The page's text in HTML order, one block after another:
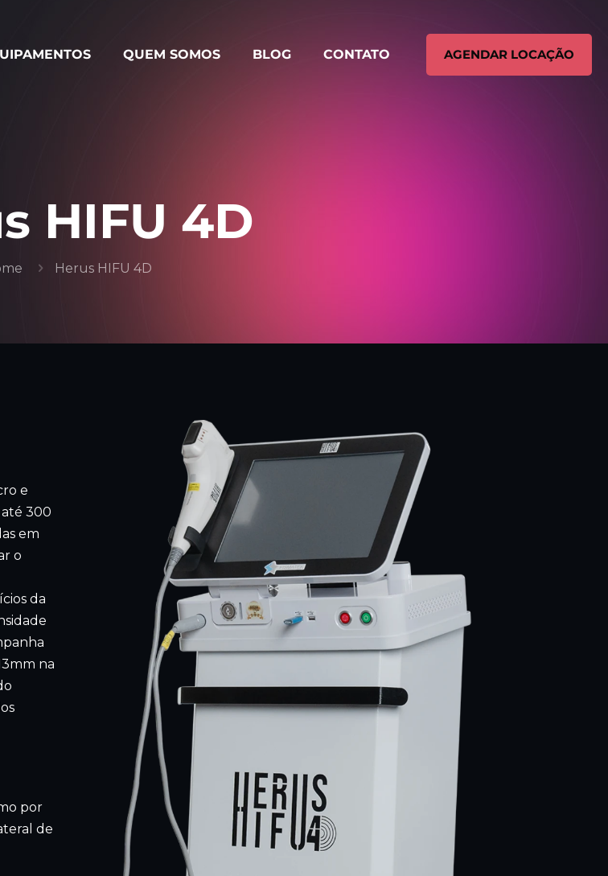
QUEM SOMOS BLOG CONTATO AGENDAR LOCAÇÃO
HIFU 4D
Herus HIFU 4D
e
300
em
o
da
na
por
de